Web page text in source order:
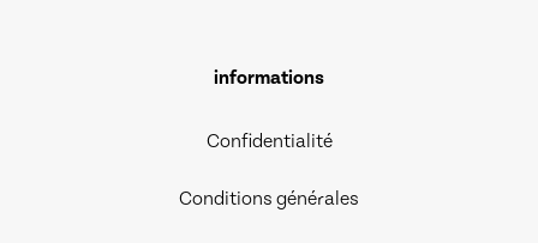
informations
Confidentialité
Conditions générales